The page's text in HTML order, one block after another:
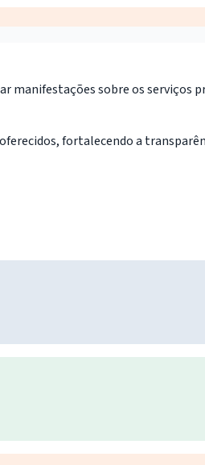
manifestações sobre os serviços
fortalecendo a